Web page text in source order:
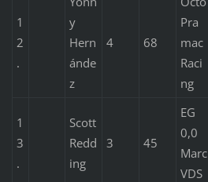
1
2
.
y
Hern
ánde
z
4 68
Pra
mac
Raci
ng
1
3
.
Scott
Redd
ing
3 45
EG
0,0
Marc
VDS